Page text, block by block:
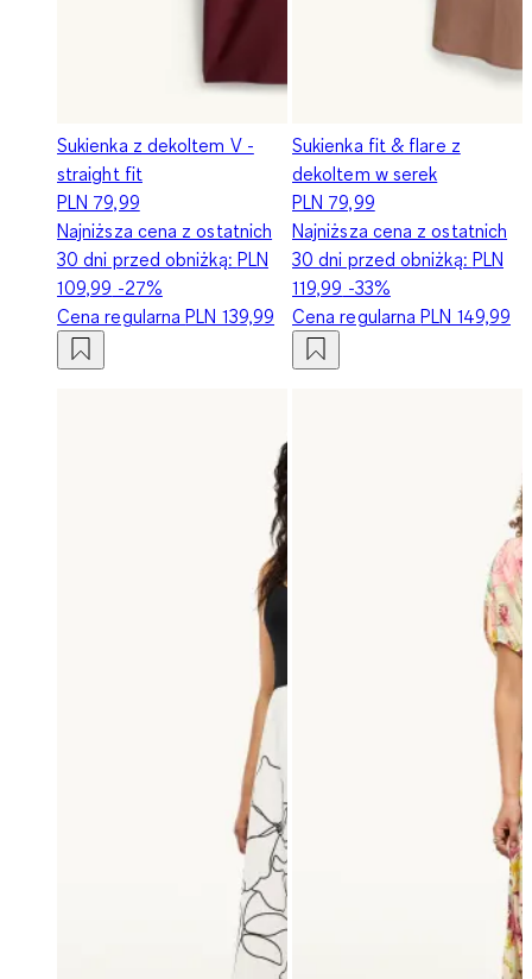
Sukienka z dekoltem V -
straight fit
PLN 79,99
Najniższa cena z ostatnich
30 dni przed obniżką: PLN
109,99 -27%
Cena regularnaPLN 139,99
Sukienka fit & flare z
dekoltem w serek
PLN 79,99
Najniższa cena z ostatnich
30 dni przed obniżką: PLN
119,99 -33%
Cena regularnaPLN 149,99